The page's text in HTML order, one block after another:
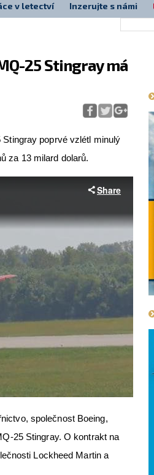
25 Stingray má
poprvé vzlétl minulý
za 13 milard dolarů.
společnost Boeing,
25 Stingray. O kontrakt na
Lockheed Martin a
v letectví Inzerujte s námi